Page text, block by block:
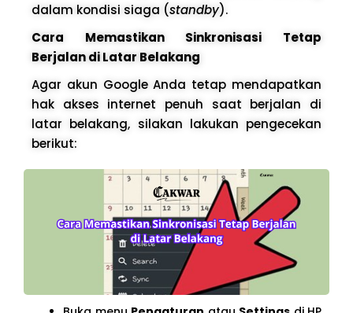
dalam kondisi siaga (standby).
Cara Memastikan Sinkronisasi Tetap
Berjalan di Latar Belakang
Agar akun Google Anda tetap mendapatkan
hak akses internet penuh saat berjalan di
latar belakang, silakan lakukan pengecekan
berikut: